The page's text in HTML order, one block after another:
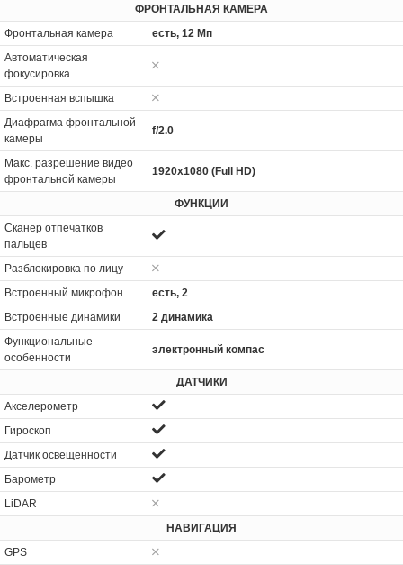
ФРОНТАЛЬНАЯ КАМЕРА
Фронтальная камера
есть, 12 Мп
Автоматическая
фокусировка
Встроенная вспышка
Диафрагма фронтальной
камеры
f/2.0
Макс. разрешение видео
фронтальной камеры
1920x1080 (Full HD)
ФУНКЦИИ
Сканер отпечатков
пальцев
Разблокировка по лицу
Встроенный микрофон
есть, 2
Встроенные динамики
2 динамика
Функциональные
особенности
электронный компас
ДАТЧИКИ
Акселерометр
Гироскоп
Датчик освещенности
Барометр
LiDAR
НАВИГАЦИЯ
GPS